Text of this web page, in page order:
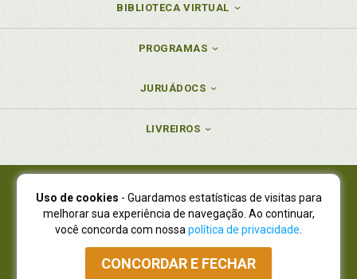
BIBLIOTECA VIRTUAL
PROGRAMAS
JURUÁDOCS
LIVREIROS
Juruá Editora Ltda., CNPJ 77.535.508/0001-19
Juruá Informática Ltda., CNPJ 01.701.561/0001-80
NOVO ENDEREÇO:R. Flávio Dallegrave, 7665, São Lourenço |
Curitiba - Paraná - CEP 82210-310
Atendimento: (41) 4009-3900|Vendas Atacado: (41) 4009-3939
Uso de cookies - Guardamos estatísticas de visitas para
melhorar sua experiência de navegação. Ao continuar,
você concorda com nossa política de privacidade
CONCORDAR E FECHAR